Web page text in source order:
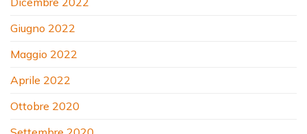
Giugno 2022
Maggio 2022
Aprile 2022
Ottobre 2020